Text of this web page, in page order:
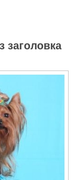
заголовка